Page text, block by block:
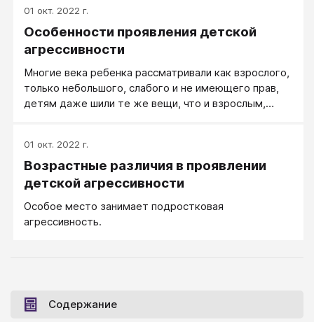
девушками и юношами уменьшается.
01 окт. 2022 г.
Особенности проявления детской
агрессивности
Многие века ребенка рассматривали как взрослого,
только небольшого, слабого и не имеющего прав,
детям даже шили те же вещи, что и взрослым,
сначала в плоскости литературы, причем дети
представлялись сущими ангелами: кроткими,
добрыми, несчастными. А используя научный
серьезно изучать в основном после работ З.
Фрейда, доказавшего влияние событий,
01 окт. 2022 г.
Возрастные различия в проявлении
детской агрессивности
Особое место занимает подростковая
агрессивность.
Содержание